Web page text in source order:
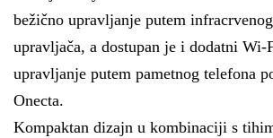
bežično upravljanje putem
upravljača, a dostupan je i dodatni Wi-
upravljanje putem pametnog telefona
Onecta.
Kompaktan dizajn u kombinaciji s